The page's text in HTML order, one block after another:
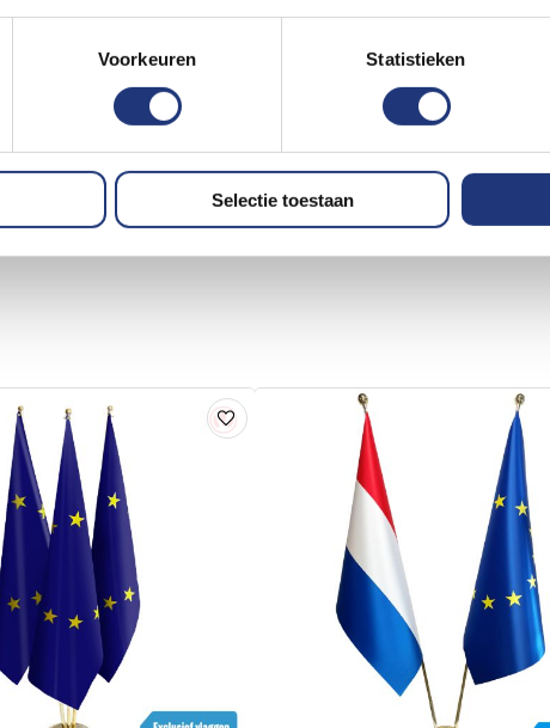
Voorkeuren Statistieken
Selectie toestaan
Voeg
toe